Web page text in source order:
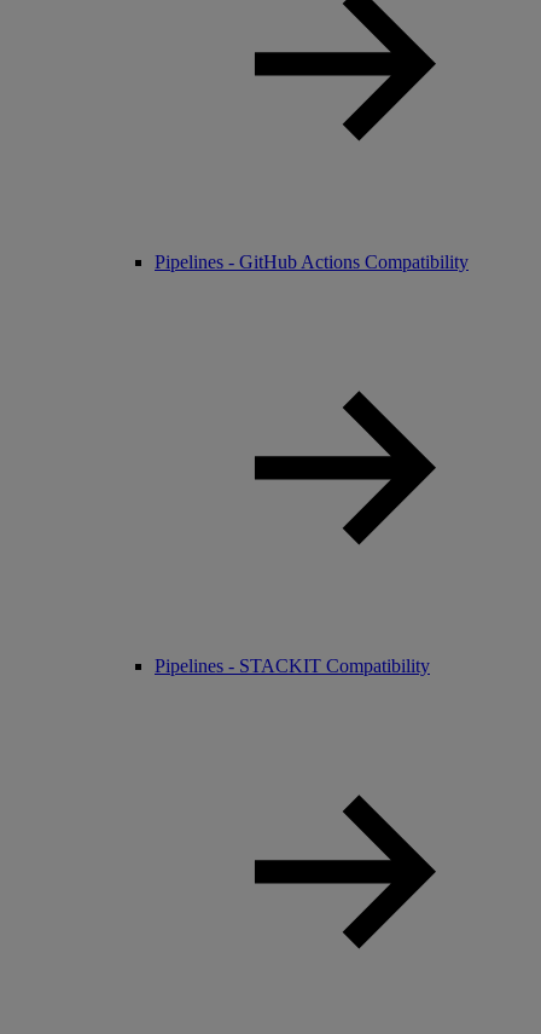
Pipelines - GitHub Actions Compatibility
Pipelines - STACKIT Compatibility